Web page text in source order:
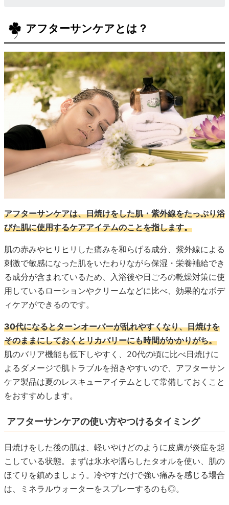
アフターサンケアとは？
アフターサンケアは、日焼けをした肌・紫外線をたっぷり浴
びた肌に使用するケアアイテムのことを指します。
肌の赤みやヒリヒリした痛みを和らげる成分、紫外線による
刺激で敏感になった肌をいたわりながら保湿・栄養補給でき
る成分が含まれているため、入浴後や日ごろの乾燥対策に使
用しているローションやクリームなどに比べ、効果的なボデ
ィケアができるのです。
30代になるとターンオーバーが乱れやすくなり、日焼けを
そのままにしておくとリカバリーにも時間がかかりがち。
肌のバリア機能も低下しやすく、20代の頃に比べ日焼けに
よるダメージで肌トラブルを招きやすいので、アフターサン
ケア製品は夏のレスキューアイテムとして常備しておくこと
をおすすめします。
アフターサンケアの使い方やつけるタイミング
日焼けをした後の肌は、軽いやけどのように皮膚が炎症を起
こしている状態。まずは氷水や濡らしたタオルを使い、肌の
ほてりを鎮めましょう。冷やすだけで強い痛みを感じる場合
は、ミネラルウォーターをスプレーするのも◎。